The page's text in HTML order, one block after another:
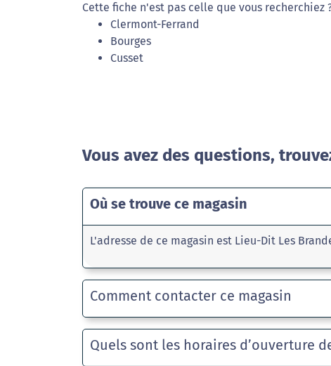
Cette fiche n'est pas celle que vous recherchiez
Clermont-Ferrand
Bourges
Cusset
Vous avez des questions,
Où se trouve ce magasin
L'adresse de ce magasin est Lieu-Dit Les
Comment contacter ce magasin
Quels sont les horaires d’ouverture